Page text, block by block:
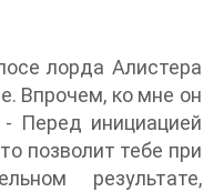
лорда Алистера
Впрочем, ко мне он
Перед инициацией
позволит тебе при
результате,